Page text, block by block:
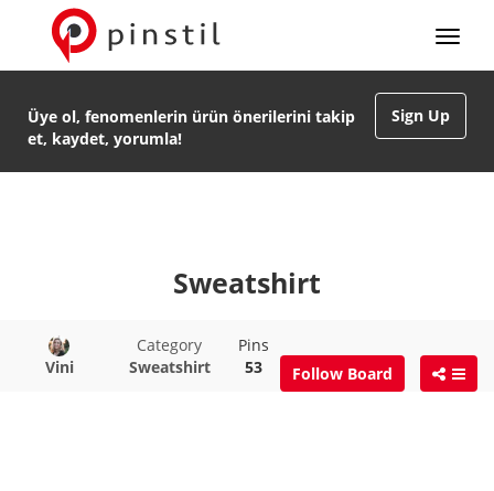
Sign Up
Üye ol, fenomenlerin ürün önerilerini takip
et, kaydet, yorumla!
Sweatshirt
Vini
Category
Sweatshirt
Pins
53
Follow Board